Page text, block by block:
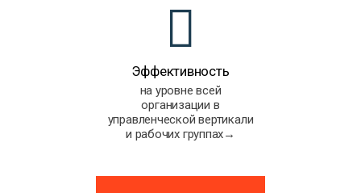
Эффективность
на уровне всей
организации в
управленческой вертикали
и рабочих группах→